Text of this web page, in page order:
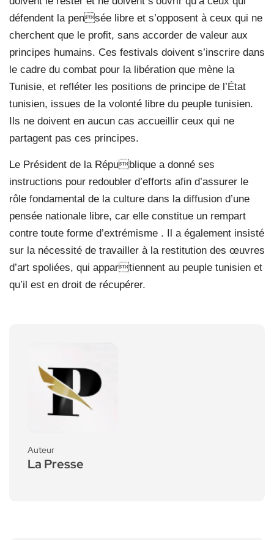
défendent la pensée libre et s’opposent à ceux qui ne
cherchent que le profit, sans accorder de valeur aux
principes humains. Ces festivals doivent s’inscrire dans
le cadre du combat pour la libération que mène la
Tunisie, et refléter les positions de principe de l’État
tunisien, issues de la volonté libre du peuple tunisien.
Ils ne doivent en aucun cas accueillir ceux qui ne
partagent pas ces principes.
Le Président de la République a donné ses
instructions pour redoubler d’efforts afin d’assurer le
rôle fondamental de la culture dans la diffusion d’une
pensée nationale libre, car elle constitue un rempart
contre toute forme d’extrémisme . Il a également insisté
sur la nécessité de travailler à la restitution des œuvres
d’art spoliées, qui appartiennent au peuple tunisien et
qu’il est en droit de récupérer.
Auteur
La Presse